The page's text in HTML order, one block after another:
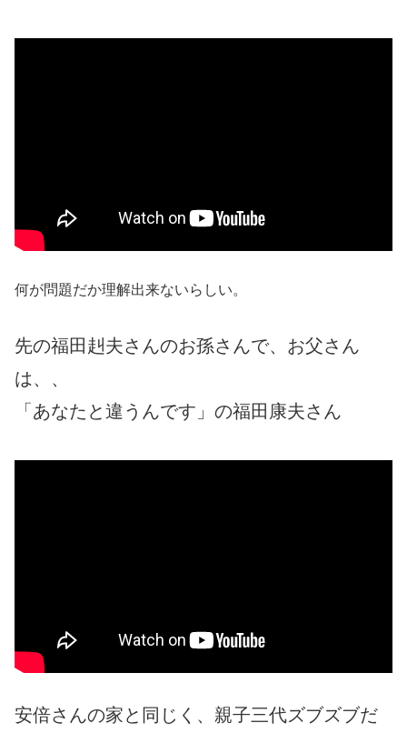
何が問題だか理解出来ないらしい。
先の福田赳夫さんのお孫さんで、お父さん
は、、
「あなたと違うんです」の福田康夫さん
安倍さんの家と同じく、親子三代ズブズブだ